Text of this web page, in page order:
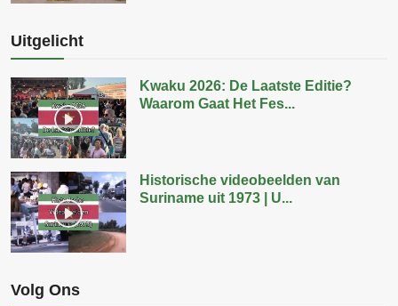
Uitgelicht
Kwaku 2026: De Laatste Editie?
Waarom Gaat Het Fes...
Historische videobeelden van
Suriname uit 1973 | U...
Volg Ons